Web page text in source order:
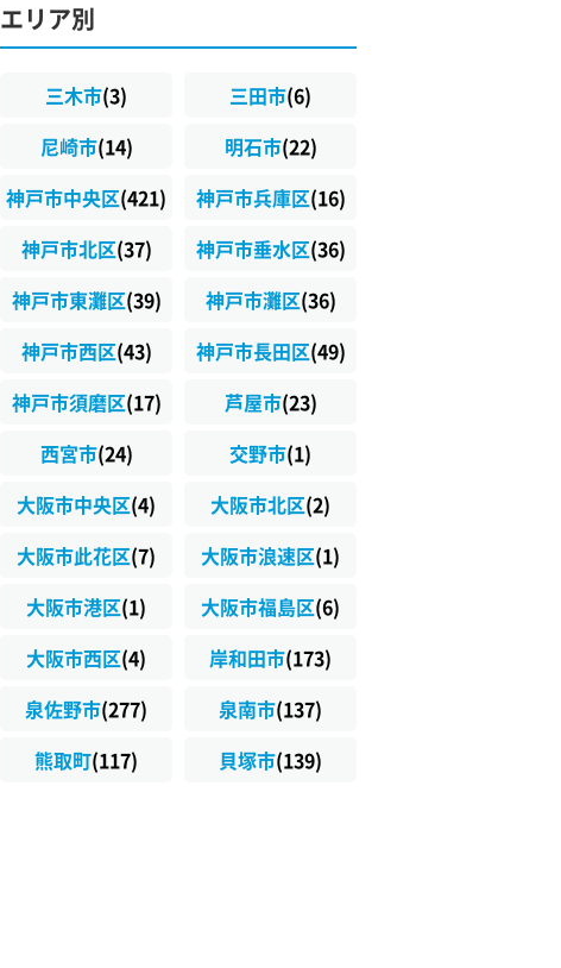
エリア別
三木市(3) 三田市(6)
尼崎市(14) 明石市(22)
神戸市中央区(421) 神戸市兵庫区(16)
神戸市北区(37) 神戸市垂水区(36)
神戸市東灘区(39) 神戸市灘区(36)
神戸市西区(43) 神戸市長田区(49)
神戸市須磨区(17) 芦屋市(23)
西宮市(24) 交野市(1)
大阪市中央区(4) 大阪市北区(2)
大阪市此花区(7) 大阪市浪速区(1)
大阪市港区(1) 大阪市福島区(6)
大阪市西区(4) 岸和田市(173)
泉佐野市(277) 泉南市(137)
熊取町(117) 貝塚市(139)